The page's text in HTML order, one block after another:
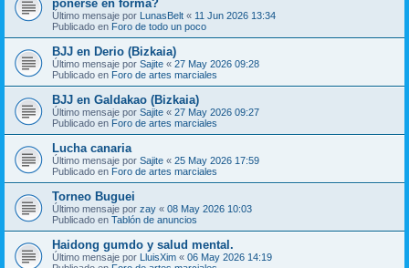
ponerse en forma?
Último mensaje por LunasBelt « 11 Jun 2026 13:34
Publicado en Foro de todo un poco
BJJ en Derio (Bizkaia)
Último mensaje por Sajite « 27 May 2026 09:28
Publicado en Foro de artes marciales
BJJ en Galdakao (Bizkaia)
Último mensaje por Sajite « 27 May 2026 09:27
Publicado en Foro de artes marciales
Lucha canaria
Último mensaje por Sajite « 25 May 2026 17:59
Publicado en Foro de artes marciales
Torneo Buguei
Último mensaje por zay « 08 May 2026 10:03
Publicado en Tablón de anuncios
Haidong gumdo y salud mental.
Último mensaje por LluisXim « 06 May 2026 14:19